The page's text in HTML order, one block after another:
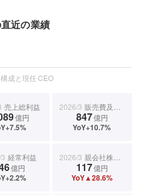
近の業績
成と現任 CEO
売上総利益
億円
2026/3 販売費及び一般管理費
847億円
YoY+10.7%
経常利益
億円
2026/3 親会社株主に帰属する当期純利益
117億円
YoY▲28.6%